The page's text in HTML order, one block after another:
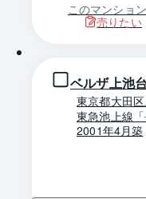
このマンショ
売りたい
ベルザ上池台
東京都大田
東急池上線
2001年4月築